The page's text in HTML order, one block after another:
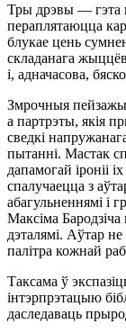
Тры дрэвы — гэта
пераплятаюцца
блукае цень
складанага
і, адначасова,
Змрочныя пейзажы
а партрэты, якія
сведкі
пытанні. Мастак
дапамогай іроніі
спалучаецца з
абагульненнямі і
Максіма
дэталямі. Аўтар
палітра кожнай
Таксама ў
інтэрпрэтацыю
даследаваць